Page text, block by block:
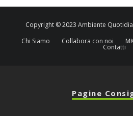
Copyright © 2023 Ambiente
Chi Siamo
Collabora con noi
Contatti
Pagine